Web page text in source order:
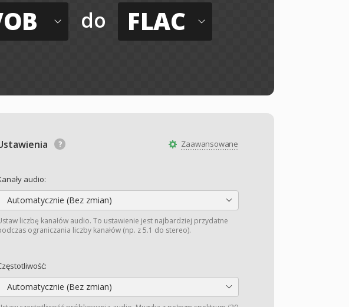
do FLAC
Zaawansowane
audio:
Automatycznie (Bez zmian)
liczbę kanałów audio. To ustawienie jest najbardziej przydatne
ograniczania liczby kanałów (np. z 5.1 do stereo).
Automatycznie (Bez zmian)